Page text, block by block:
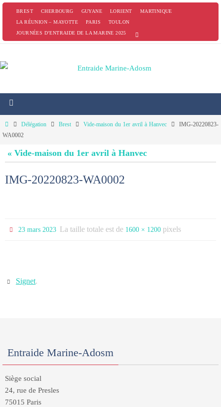
PasserBREST CHERBOURG GUYANE LORIENT
MARTINIQUE
LA RÉUNION – MAYOTTE
PARIS
TOULON
JOURNÉES D’ENTRAIDE DE LA MARINE 2025
HomeDélégation Brest Vide-maison du 1er avril à Hanvec
IMG-20220823-
WA0002
« Vide-maison du 1er avril à Hanvec
IMG-20220823-WA0002
23 mars 2023 La taille totale est de 1600 × 1200 pixels
Signet.
Entraide Marine-Adosm
Siège social
24, rue de Presles
75015 Paris